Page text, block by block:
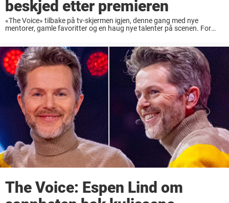
beskjed etter premieren
«The Voice» tilbake på tv-skjermen igjen, denne gang med nye
mentorer, gamle favoritter og en haug nye talenter på scenen. For
The Voice: Espen Lind om